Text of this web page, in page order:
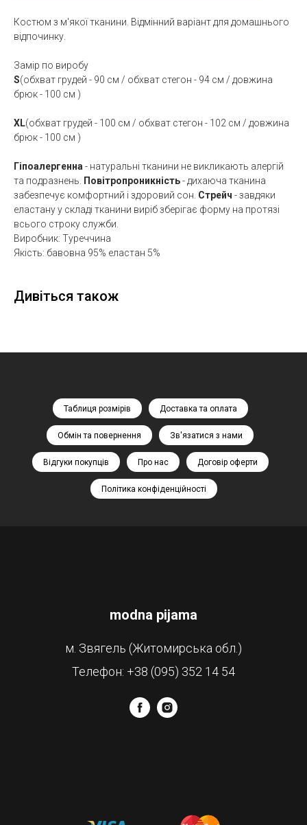
Костюм з м'якої тканини. Відмінний варіант для домашнього
відпочинку.
Замір по виробу
S(обхват грудей - 90 см / обхват стегон - 94 см / довжина
брюк - 100 см )
XL(обхват грудей - 100 см / обхват стегон - 102 см / довжина
брюк - 100 см )
Гіпоалергенна- натуральні тканини не викликають алергій
та подразнень. Повітропроникність- дихаюча тканина
забезпечує комфортний і здоровий сон. Стрейч - завдяки
еластану у складі тканини виріб зберігає форму на протязі
всього строку служби.
Виробник: Туреччина
Якість: бавовна 95% еластан 5%
Дивіться також
Таблиця розмірів Доставка та оплата
Обмін та повернення Зв'язатися з нами
Відгуки покупців Про нас Договір оферти
Політика конфіденційності
modna pijama
м. Звягель (Житомирська обл.)
Телефон: +38 (095) 352 14 54